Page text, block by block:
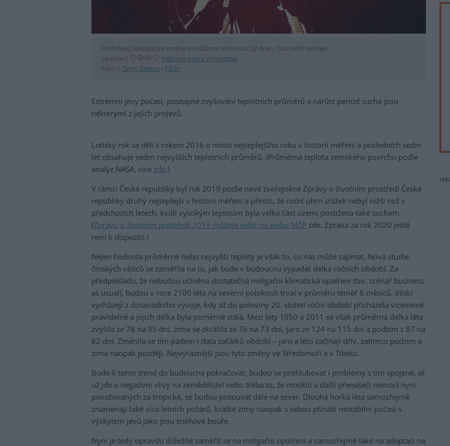
Probíhající klimatické změny si můžeme všimnout již dnes. Ilustrační snímek.
Licence |
Některá práva vyhrazena
Foto | Terry Dennis/ Flickr
Extrémní jevy počasí, postupné zvyšování teplotních průměrů a nárůst period sucha jsou
některými z jejích projevů.
Loňský rok se dělí s rokem 2016 o místo nejteplejšího roku v historii měření a posledních sedm
let obsahuje sedm nejvyšších teplotních průměrů. (Průměrná teplota zemského povrchu podle
analýz NASA, více zde.)
V rámci České republiky byl rok 2019 podle nově zveřejněné Zprávy o životním prostředí České
republiky druhý nejteplejší v historii měření a přesto, že roční úhrn srážek nebyl nižší než v
předchozích letech, kvůli vysokým teplotám byla velká část území postižena také suchem.
(Zprávu o životním prostředí 2019 můžete vidět na webu MŽP zde. Zpráva za rok 2020 ještě
není k dispozici.)
Nejen hodnota průměrné nebo nejvyšší teploty je však to, co nás může zajímat. Nová studie
čínských vědců se zaměřila na to, jak bude v budoucnu vypadat délka ročních období. Za
předpokladu, že nebudou učiněna dostatečná mitigační klimatická opatření (tzv. scénář business
as usual), budou v roce 2100 léta na severní polokouli trvat v průměru téměř 6 měsíců. Vědci
vycházejí z dosavadního vývoje, kdy až do poloviny 20. století roční období přicházela víceméně
pravidelně a jejich délka byla poměrně stálá. Mezi lety 1950 a 2011 se však průměrná délka léta
zvýšila ze 78 na 95 dní, zima se zkrátila ze 76 na 73 dní, jaro ze 124 na 115 dní a podzim z 87 na
82 dní. Změnila se tím pádem i data začátků období – jaro a léto začínají dřív, zatímco podzim a
zima naopak později. Nejvýraznější jsou tyto změny ve Středomoří a v Tibetu.
Bude-li tento trend do budoucna pokračovat, budou se prohlubovat i problémy s tím spojené, ať
už jde o negativní vlivy na zemědělství nebo třeba to, že moskiti a další přenašeči nemocí nyní
považovaných za tropické, se budou posouvat dále na sever. Dlouhá horká léta samozřejmě
znamenají také více letních požárů, krátké zimy naopak s sebou přináší nestabilní počasí s
výskytem jevů jako jsou sněhové bouře.
Nyní je tedy opravdu důležité zaměřit se na mitigační opatření a samozřejmě také na adaptaci na